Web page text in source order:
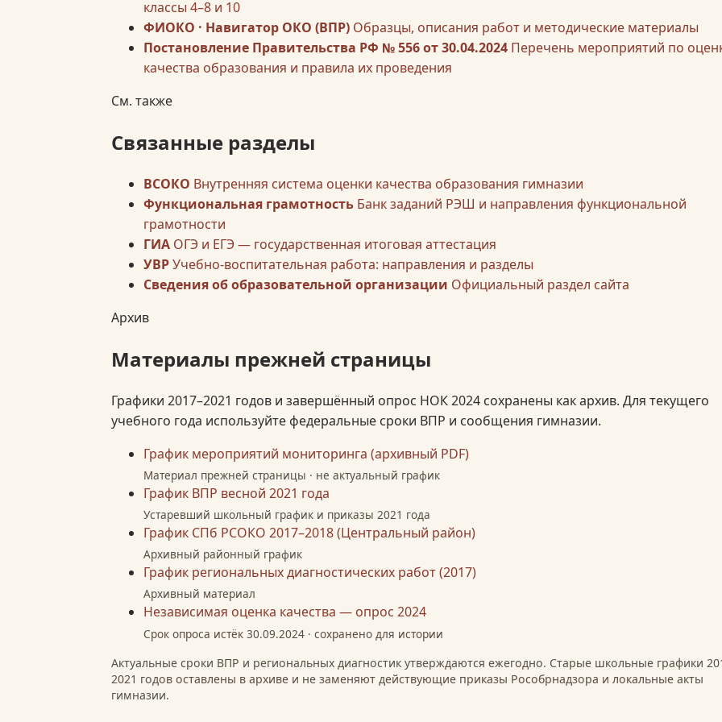
классы 4–8 и 10
ФИОКО · Навигатор ОКО (ВПР) Образцы, описания работ и методические материалы
Постановление Правительства РФ № 556 от 30.04.2024 Перечень мероприятий по
качества образования и правила их проведения
См. также
Связанные разделы
ВСОКО Внутренняя система оценки качества образования гимназии
Функциональная грамотность Банк заданий РЭШ и направления функциональной
грамотности
ГИА ОГЭ и ЕГЭ — государственная итоговая аттестация
УВРУчебно-воспитательная работа: направления и разделы
Сведения об образовательной организации Официальный раздел сайта
Архив
Материалы прежней страницы
Графики 2017–2021 годов и завершённый опрос НОК 2024 сохранены как архив. Для текущего
учебного года используйте федеральные сроки ВПР и сообщения гимназии.
График мероприятий мониторинга (архивный PDF)
Материал прежней страницы · не актуальный график
График ВПР весной 2021 года
Устаревший школьный график и приказы 2021 года
График СПб РСОКО 2017–2018 (Центральный район)
Архивный районный график
График региональных диагностических работ (2017)
Архивный материал
Независимая оценка качества — опрос 2024
Срок опроса истёк 30.09.2024 · сохранено для истории
Актуальные сроки ВПР и региональных диагностик утверждаются ежегодно. Старые школьные графики
2021 годов оставлены в архиве и не заменяют действующие приказы Рособрнадзора и локальные акты
гимназии.